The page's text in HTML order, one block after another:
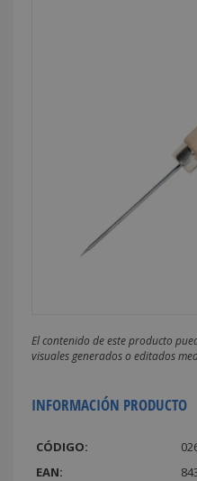
El contenido de este producto
visuales generados o editados
INFORMACIÓN PRODUCTO
CÓDIGO:
EAN: